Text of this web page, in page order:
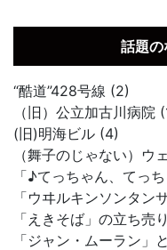
話題の
“酷道”428号線 (2)
（旧）公立加古川病院
(旧)明海ビル (4)
（舞子のじゃない）ウ
「♪てっちゃん、てっ
「ウヰルキンソンタン
「えきそば」の立ち売
「ジャン・ムーラン」